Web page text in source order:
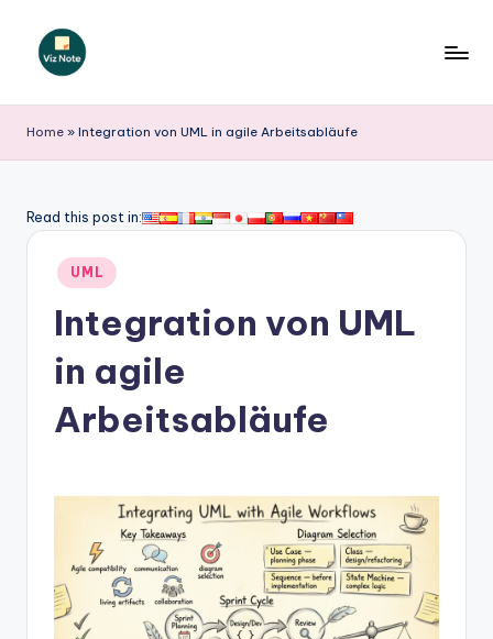
iz
N
t
G
m
Home » Integration von UML in agile Arbeitsabläufe
Read this post in:
Posted
in
UML
Integration von UML
in agile
Arbeitsabläufe